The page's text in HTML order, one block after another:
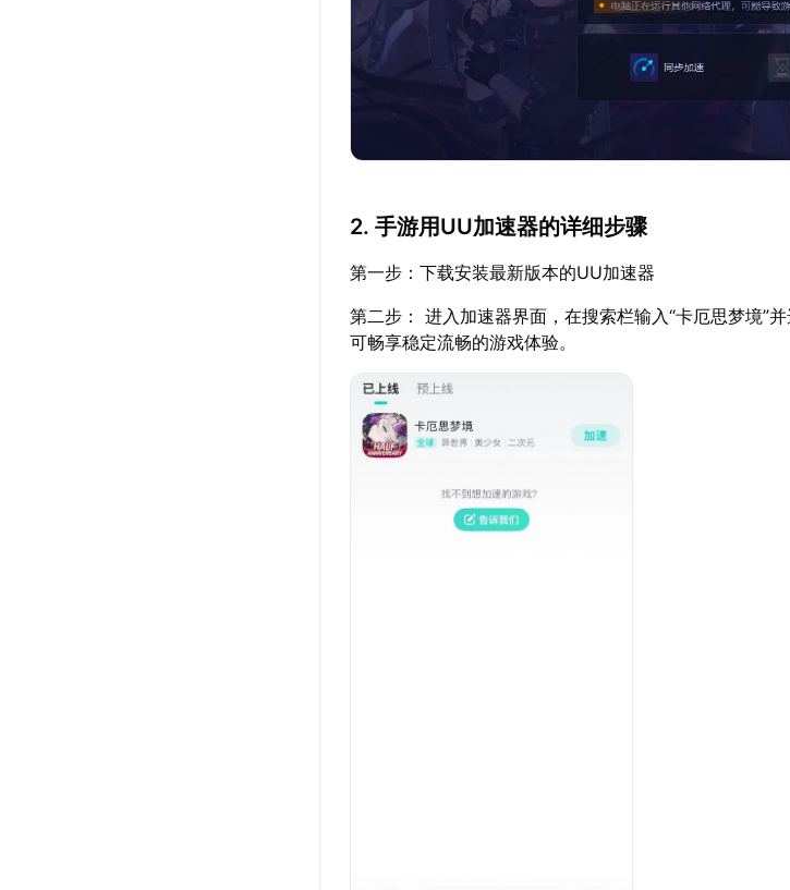
2. 手游用UU加速器的详细步骤
第一步：下载安装最新版本的UU加速器
第二步： 进入加速器界面，在搜索栏输入“卡厄思梦境”
可畅享稳定流畅的游戏体验。